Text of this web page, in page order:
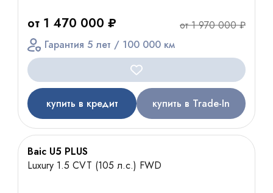
от 1 470 000 ₽
от 1 970 000 ₽
Гарантия 5 лет / 100 000 км
купить в кредит купить в Trade-In
Baic U5 PLUS
Luxury 1.5 CVT (105 л.с.) FWD